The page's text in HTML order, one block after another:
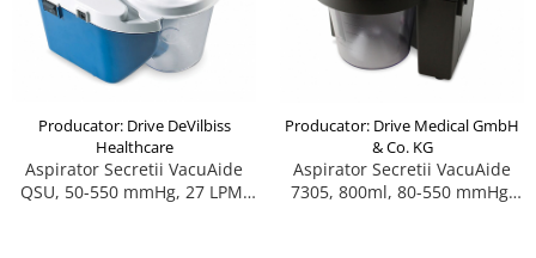
Producator: Drive DeVilbiss
Healthcare
Aspirator Secretii VacuAide
QSU, 50-550 mmHg, 27 LPM,
Producator: Drive Medical GmbH
& Co. KG
Aspirator Secretii VacuAide
7305, 800ml, 80-550 mmHg,